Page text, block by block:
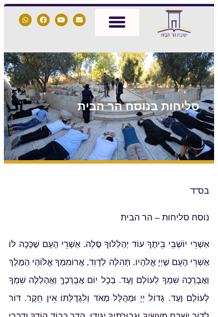
סליחות בנוסח הר הבית
בס"ד
נוסח סליחות – הר הבית
אַשְׁרֵי יוֹשְׁבֵי בֵיתֶךָ עוֹד יְהַלְלוּךָ סֶּלָה. אַשְׁרֵי הָעָם שֶׁכָּכָה לּוֹ
אַשְׁרֵי הָעָם שֶׁיְיָ אֱלֹהָיו. תְּהִלָּה לְדָוִד, אֲרוֹמִמְךָ אֱלוֹהַי הַמֶּלֶךְ
וַאֲבָרְכָה שִׁמְךָ לְעוֹלָם וָעֶד. בְּכָל יוֹם אֲבָרְכֶךָּ וַאֲהַלְלָה שִׁמְךָ
לְעוֹלָם וָעֶד. גָּדוֹל יְיָ וּמְהֻלָּל מְאֹד וְלִגְדֻלָּתוֹ אֵין חֵקֶר. דּוֹר